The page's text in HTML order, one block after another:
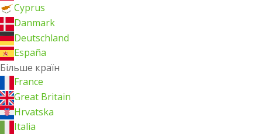
Cyprus
Danmark
Deutschland
España
Більше країн
France
Great Britain
Hrvatska
Italia